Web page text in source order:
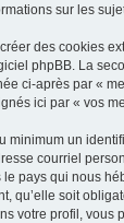
sur les
des cookies
phpBB. La
ci-après par «
ici par « vos
minimum un
courriel
pays qui nous
qu’elle soit
votre profil, vous